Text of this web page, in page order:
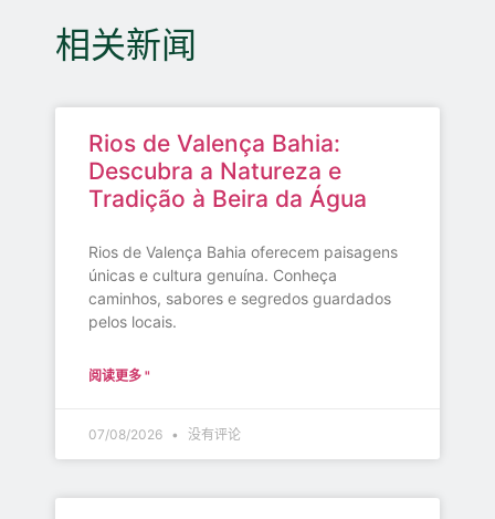
相关新闻
Rios de Valença Bahia:
Descubra a Natureza e
Tradição à Beira da Água
Rios de Valença Bahia oferecem paisagens
únicas e cultura genuína. Conheça
caminhos, sabores e segredos guardados
pelos locais.
阅读更多 "
07/08/2026 没有评论